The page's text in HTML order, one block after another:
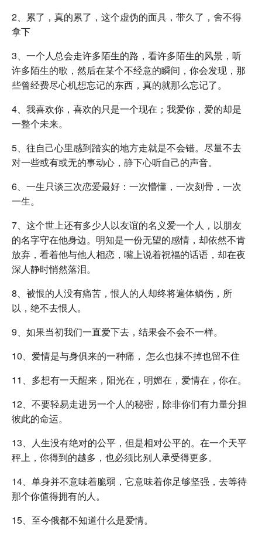
2、累了，真的累了，这个虚伪的面具，带久了，舍不得
拿下
3、一个人总会走许多陌生的路，看许多陌生的风景，听
许多陌生的歌，然后在某个不经意的瞬间，你会发现，那
些曾经费尽心机想忘记的东西，真的就那么忘记了。
4、我喜欢你，喜欢的只是一个现在；我爱你，爱的却是
一整个未来。
5、往自己心里感到踏实的地方走就是不会错。尽量不去
对一些或有或无的事动心，静下心听自己的声音。
6、一生只谈三次恋爱最好：一次懵懂，一次刻骨，一次
一生。
7、这个世上还有多少人以友谊的名义爱一个人，以朋友
的名字守在他身边。明知是一份无望的感情，却依然不肯
放弃，看着他与他人相恋，嘴上说着祝福的话语，却在夜
深人静时悄然落泪。
8、被恨的人没有痛苦，恨人的人却终将遍体鳞伤，所
以，绝不去恨人。
9、如果当初我们一直爱下去，结果会不会不一样。
10、爱情是与身俱来的一种痛， 怎么也抹不掉也留不住
11、多想有一天醒来，阳光在，明媚在，爱情在，你在。
12、不要轻易走进另一个人的秘密，除非你们有力量分担
彼此的命运。
13、人生没有绝对的公平，但是相对公平的。在一个天平
秤上，你得到的越多，也必须比别人承受得更多。
14、单身并不意味着脆弱，它意味着你足够坚强，去等待
那个你值得拥有的人。
15、至今俄都不知道什么是爱情。